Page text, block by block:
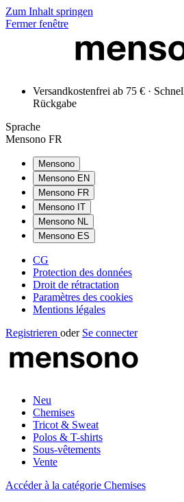
Zum Inhalt springen
Fermer fenêtre
Versandkostenfrei ab 75 € ·
Rückgabe
Sprache
Mensono FR
Mensono
Mensono EN
Mensono FR
Mensono IT
Mensono NL
Mensono ES
CG
Protection des données
Droit de rétractation
Paramètres des cookies
Mentions légales
Registrieren oder Se connecter
Neu
Chemises
Tricot & Sweat
Polos & T-shirts
Sous-vêtements
Vente
Accéder à la catégorie Chemises